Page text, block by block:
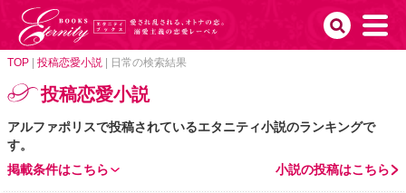
TOP 投稿恋愛小説 日常の検索結果
投稿恋愛小説
アルファポリスで投稿されているエタニティ小説のランキングで
す。
小説の投稿はこちら
掲載条件はこちら